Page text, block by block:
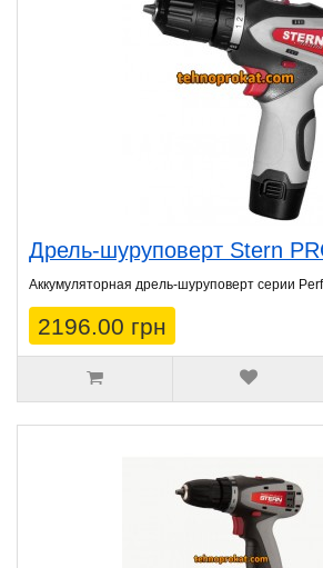
Дрель-шуруповерт Stern
Аккумуляторная дрель-шуруповерт серии
2196.00 грн